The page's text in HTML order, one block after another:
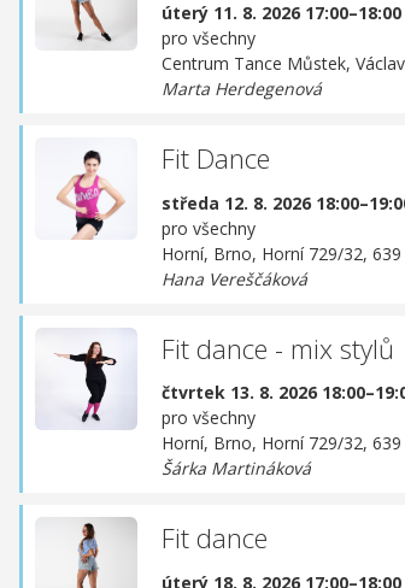
úterý 11. 8. 2026 17:00–18:00
pro všechny
Centrum Tance Můstek,
Marta Herdegenová
Fit Dance
středa 12. 8. 2026
pro všechny
Horní, Brno, Horní 729/32,
Hana Vereščáková
Fit dance - mix stylů
čtvrtek 13. 8. 2026
pro všechny
Horní, Brno, Horní 729/32,
Šárka Martináková
Fit dance
úterý 18. 8. 2026 17:00–18:00